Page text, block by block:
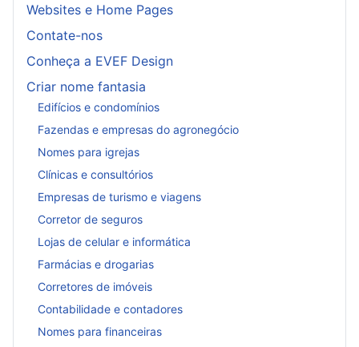
Websites e Home Pages
Contate-nos
Conheça a EVEF Design
Criar nome fantasia
Edifícios e condomínios
Fazendas e empresas do agronegócio
Nomes para igrejas
Clínicas e consultórios
Empresas de turismo e viagens
Corretor de seguros
Lojas de celular e informática
Farmácias e drogarias
Corretores de imóveis
Contabilidade e contadores
Nomes para financeiras